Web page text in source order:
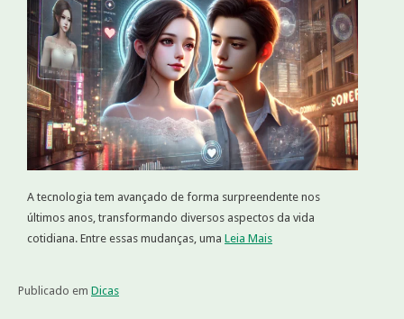
A tecnologia tem avançado de forma surpreendente nos
últimos anos, transformando diversos aspectos da vida
cotidiana. Entre essas mudanças, uma Leia Mais
Publicado em Dicas